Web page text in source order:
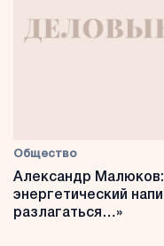
Общество
Александр
энергетический
разлагаться…»